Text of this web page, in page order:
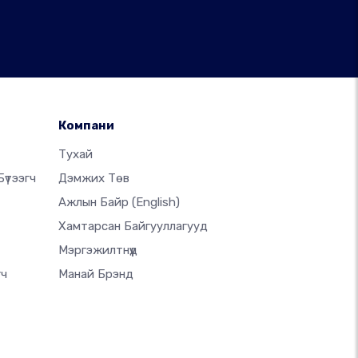
Компани
Тухай
Дэмжих Төв
Ажлын Байр (English)
Хамтарсан Байгууллагууд
Мэргэжилтнүүд
Манай Брэнд